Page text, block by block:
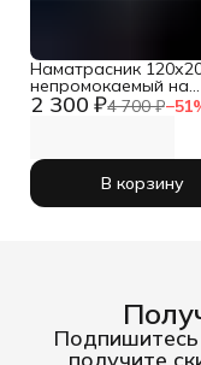
2 300 ₽4 700 ₽−51
Наматрасник
непромокаемый на
резинке с бортом
В корзину